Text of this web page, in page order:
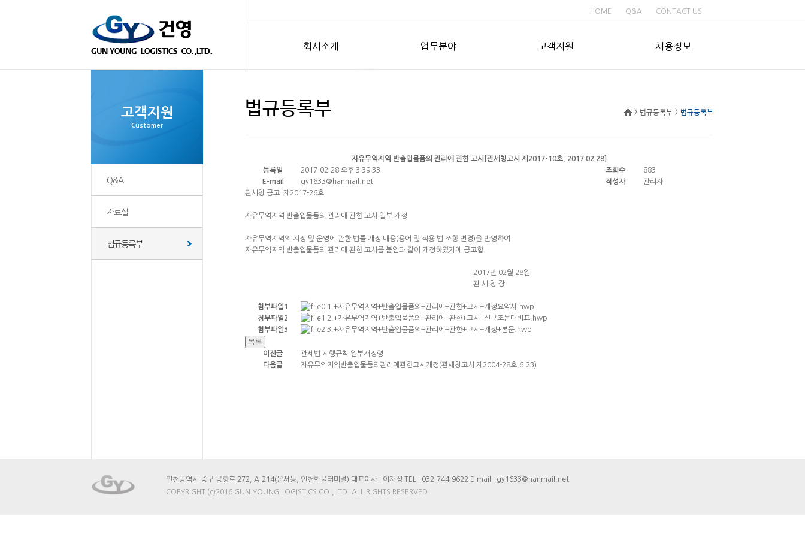
HOME Q&A CONTACT US
회사소개 업무분야 고객지원 채용정보
고객지원
Customer
Q&A
자료실
법규등록부
법규등록부 > 법규등록부 > 법규등록부
자유무역지역 반출입물품의 관리에 관한 고시[관세청고시 제2017-10호, 2017.02.28]
등록일
2017-02-28 오후 3:39:33 조회수
883
E-mail
gy1633@hanmail.net 작성자
관리자
관세청 공고 제2017-26호
자유무역지역 반출입물품의 관리에 관한 고시 일부 개정
자유무역지역의 지정 및 운영에 관한 법률 개정 내용(용어 및 적용 법 조항 변경)을 반영하여
자유무역지역 반출입물품의 관리에 관한 고시를 붙임과 같이 개정하였기에 공고함.
2017년 02월 28일
관 세 청 장
첨부파일1
1.+자유무역지역+반출입물품의+관리에+관한+고시+개정요약서.hwp
첨부파일2
2.+자유무역지역+반출입물품의+관리에+관한+고시+신구조문대비표.hwp
첨부파일3
3.+자유무역지역+반출입물품의+관리에+관한+고시+개정+본문.hwp
이전글
관세법 시행규칙 일부개정령
다음글
자유무역지역반출입물품의관리에관한고시개정(관세청고시 제2004-28호,6.23)
인천광역시 중구 공항로 272, A-214(운서동, 인천화물터미널) 대표이사 : 이재성 TEL : 032-744-9622 E-mail : gy1633@hanmail.net
COPYRIGHT (c)2016 GUN YOUNG LOGISTICS CO.,LTD. ALL RIGHTS RESERVED